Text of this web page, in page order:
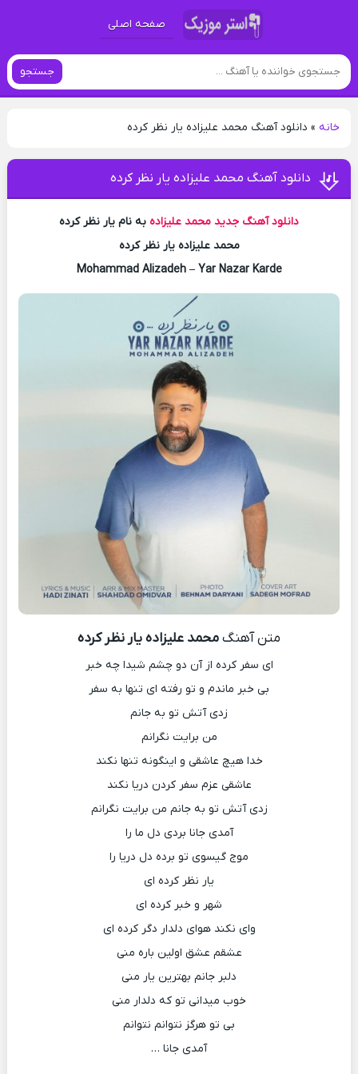
صفحه اصلی
جستجو
خانه» دانلود آهنگ محمد علیزاده یار نظر کرده
دانلود آهنگ محمد علیزاده یار نظر کرده
دانلود آهنگ جدید محمد علیزاده به نام یار نظر کرده
محمد علیزاده یار نظر کرده
Mohammad Alizadeh – Yar Nazar Karde
متن آهنگمحمد علیزاده یار نظر کرده
ای سفر کرده از آن دو چشم شیدا چه خبر
بی خبر ماندم و تو رفته ای تنها به سفر
زدی آتش تو به جانم
من برایت نگرانم
خدا هیچ عاشقی و اینگونه تنها نکند
عاشقی عزم سفر کردن دریا نکند
زدی آتش تو به جانم من برایت نگرانم
آمدی جانا بردی دل ما را
موج گیسوی تو برده دل دریا را
یار نظر کرده ای
شهر و خبر کرده ای
وای نکند هوای دلدار دگر کرده ای
عشقم عشق اولین باره منی
دلبر جانم بهترین یار منی
خوب میدانی تو که دلدار منی
بی تو هرگز نتوانم نتوانم
آمدی جانا …